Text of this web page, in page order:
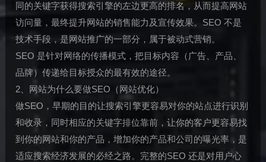
同的关键字获得搜索引擎的左边更高的排名，从而提高网站
访问量，最终提升网站的销售能力及宣传效果。SEO 不是
技术手段，是网站推广的一部分，属于被动式营销。
SEO 是针对网络的传播模式，把目标内容（广告、产品、
品牌）传递给目标授众的最有效的途径。
2、网站为什么要做SEO（网站优化）
做SEO，早期的目的让搜索引擎更容易对你的站点进行识别
和收录，同时相应的关键字排位靠前，让你的客户更容易找
到你的网站和你的产品，增加你的产品和公司的曝光率，是
适应搜索经济发展的必经之路。完整的SEO 还是对用户心